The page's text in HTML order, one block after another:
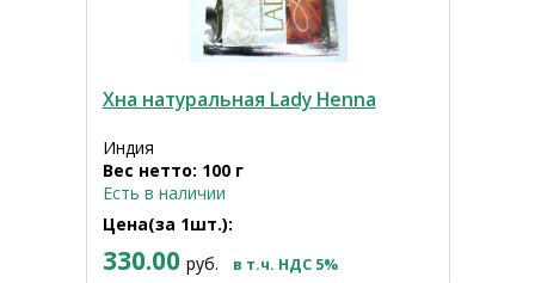
Хна натуральная Lady Henna
Индия
Вес нетто: 100 г
Есть в наличии
Цена(за 1шт.):
330.00 руб. в т.ч. НДС 5%